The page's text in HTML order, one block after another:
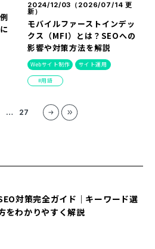
2024/12/03（ 2026/07/14 更
新）
モバイルファーストインデッ
クス（MFI）とは？SEOへの
影響や対策方法を解説
Webサイト制作 サイト運用
用語
… 27
対策完全ガイド｜キーワード選
をわかりやすく解説